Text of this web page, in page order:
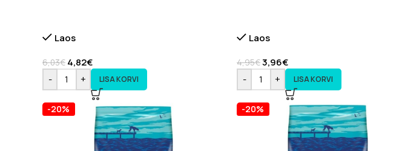
Laos
6,03€ 4,82€
-
+ LISA KORVI
Laos
4,95€3,96€
-
+ LISA KORVI
-20% -20%